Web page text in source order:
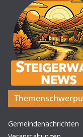
Gemeindenachrichten